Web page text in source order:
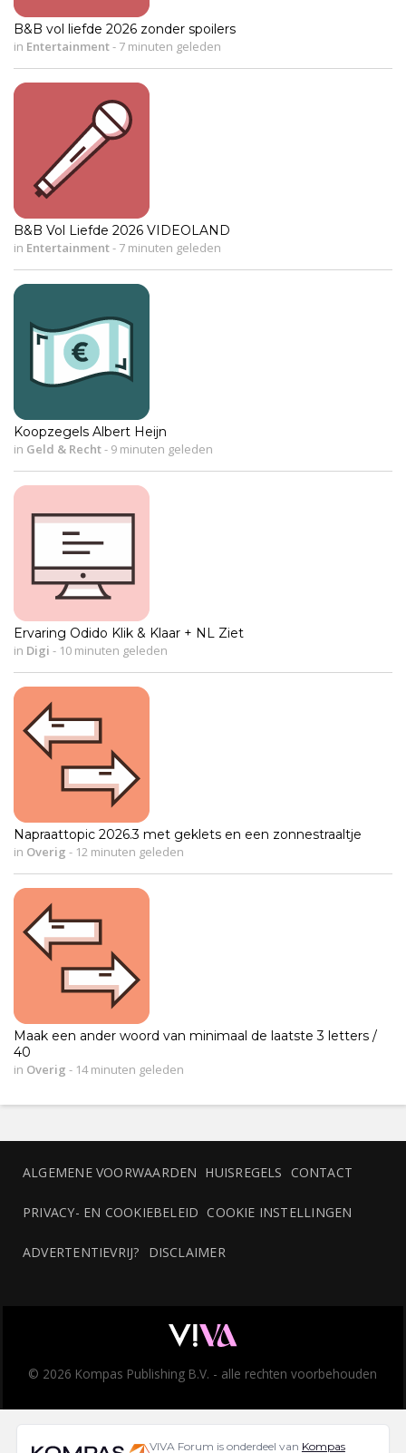
B&B vol liefde 2026 zonder spoilers
in Entertainment- 7 minuten geleden
B&B Vol Liefde 2026 VIDEOLAND
in Entertainment- 7 minuten geleden
Koopzegels Albert Heijn
in Geld & Recht- 9 minuten geleden
Ervaring Odido Klik & Klaar + NL Ziet
in Digi - 10 minuten geleden
Napraattopic 2026.3 met geklets en een zonnestraaltje
in Overig - 12 minuten geleden
Maak een ander woord van minimaal de laatste 3 letters /
40
in Overig - 14 minuten geleden
ALGEMENE VOORWAARDEN HUISREGELS CONTACT
PRIVACY- EN COOKIEBELEID COOKIE INSTELLINGEN
ADVERTENTIEVRIJ? DISCLAIMER
© 2026 Kompas Publishing B.V. - alle rechten voorbehouden
VIVA Forum is onderdeel van Kompas